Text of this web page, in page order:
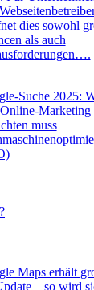
dies sowohl
als auch
Suche 2025:
Marketing
muss
Maps erhält
– so wird